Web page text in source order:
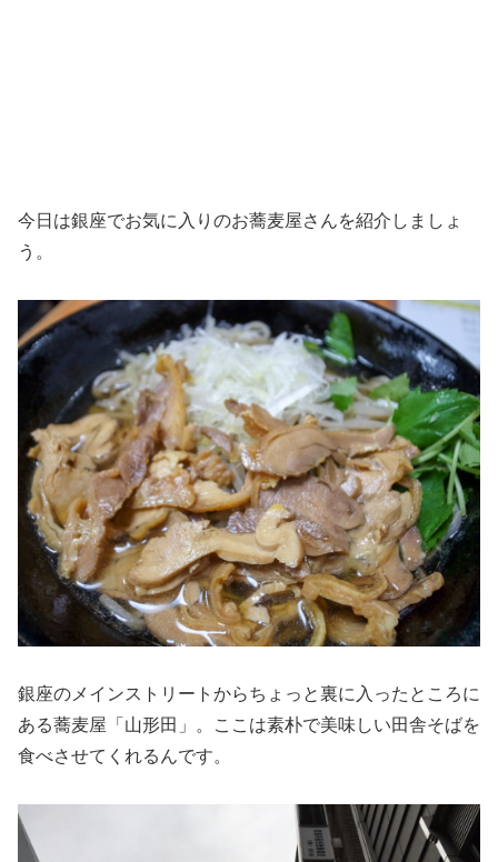
今日は銀座でお気に入りのお蕎麦屋さんを紹介しましょ
う。
銀座のメインストリートからちょっと裏に入ったところに
ある蕎麦屋「山形田」。ここは素朴で美味しい田舎そばを
食べさせてくれるんです。